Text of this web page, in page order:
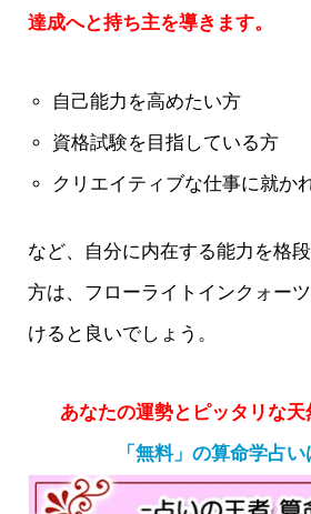
達成へと持ち主を導きます。
自己能力を高めたい方
資格試験を目指している方
クリエイティブな仕事に就か
など、自分に内在する能力を格
方は、フローライトインクォー
けると良いでしょう。
あなたの運勢とピッタリな天
「無料」の算命学占